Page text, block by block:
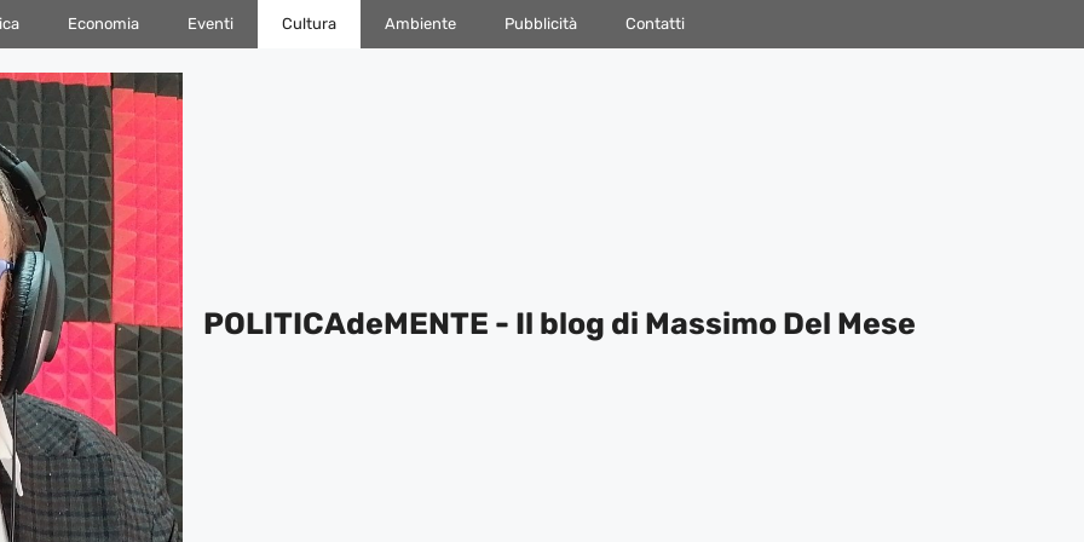
Economia Eventi Cultura Ambiente Pubblicità Contatti
POLITICAdeMENTE - Il blog di Massimo Del Mese